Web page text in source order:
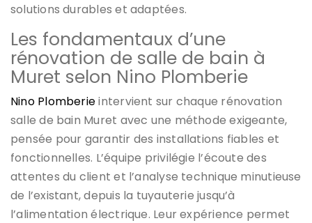
solutions durables et adaptées.
Les fondamentaux d’une
rénovation de salle de bain à
Muret selon Nino Plomberie
Nino Plomberieintervient sur chaque rénovation
salle de bain Muret avec une méthode exigeante,
pensée pour garantir des installations fiables et
fonctionnelles. L’équipe privilégie l’écoute des
attentes du client et l’analyse technique minutieuse
de l’existant, depuis la tuyauterie jusqu’à
l’alimentation électrique. Leur expérience permet